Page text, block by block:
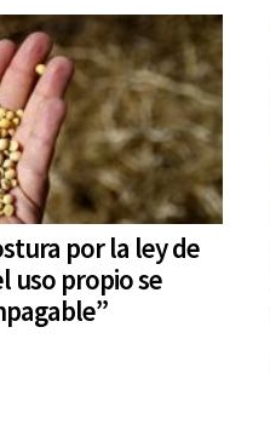
por la ley de
uso propio se